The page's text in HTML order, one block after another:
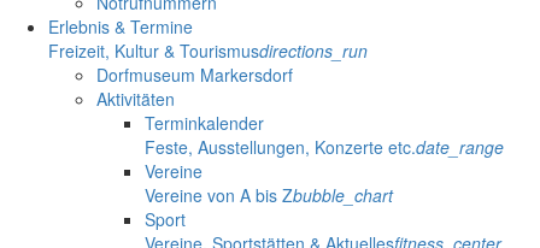
Erlebnis & Termine
Freizeit, Kultur & Tourismusdirections_run
Dorfmuseum Markersdorf
Aktivitäten
Terminkalender
Feste, Ausstellungen, Konzerte etc.date_range
Vereine
Vereine von A bis Zbubble_chart
Sport